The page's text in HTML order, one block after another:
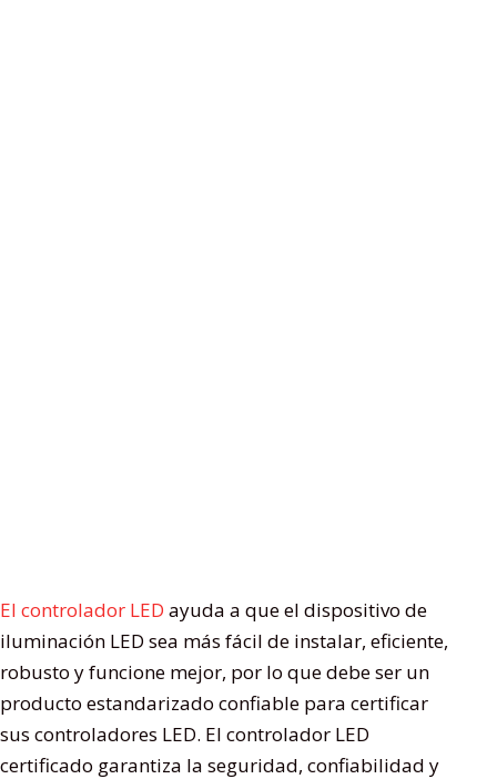
El controlador LED ayuda a que el dispositivo de
iluminación LED sea más fácil de instalar, eficiente,
robusto y funcione mejor, por lo que debe ser un
producto estandarizado confiable para certificar
sus controladores LED. El controlador LED
certificado garantiza la seguridad, confiabilidad y